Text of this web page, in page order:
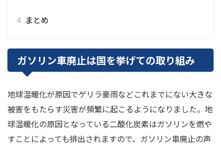
4 まとめ
ガソリン車廃止は国を挙げての取り組み
地球温暖化が原因でゲリラ豪雨などこれまでにない大きな
被害をもたらす災害が頻繁に起こるようになりました。地
球温暖化の原因となっている二酸化炭素はガソリンを燃や
すことによっても排出されますので、ガソリン車廃止の声